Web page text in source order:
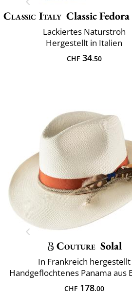
Classic Italy Classic Fedora
Lackiertes Naturstroh
Hergestellt in Italien
CHF34.50
Couture Solal
In Frankreich hergestellt
Handgeflochtenes Panama aus
CHF178.00